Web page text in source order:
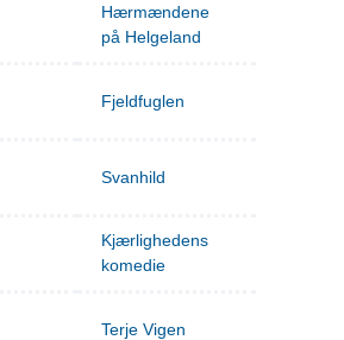
Hærmændene
på Helgeland
Fjeldfuglen
Svanhild
Kjærlighedens
komedie
Terje Vigen